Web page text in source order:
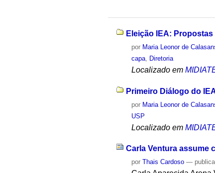
Eleição IEA: Propostas
por Maria Leonor de
capa
Diretoria
Localizado em
Primeiro Diálogo do
por Maria Leonor de
USP
Localizado em
Carla Ventura assume
porThais Cardoso —